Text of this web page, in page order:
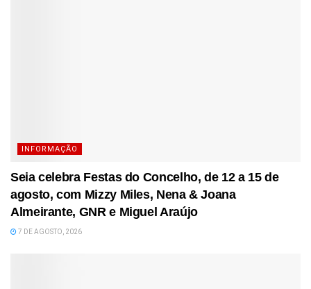
INFORMAÇÃO
Seia celebra Festas do Concelho, de 12 a 15 de
agosto, com Mizzy Miles, Nena & Joana
Almeirante, GNR e Miguel Araújo
7 DE AGOSTO, 2026